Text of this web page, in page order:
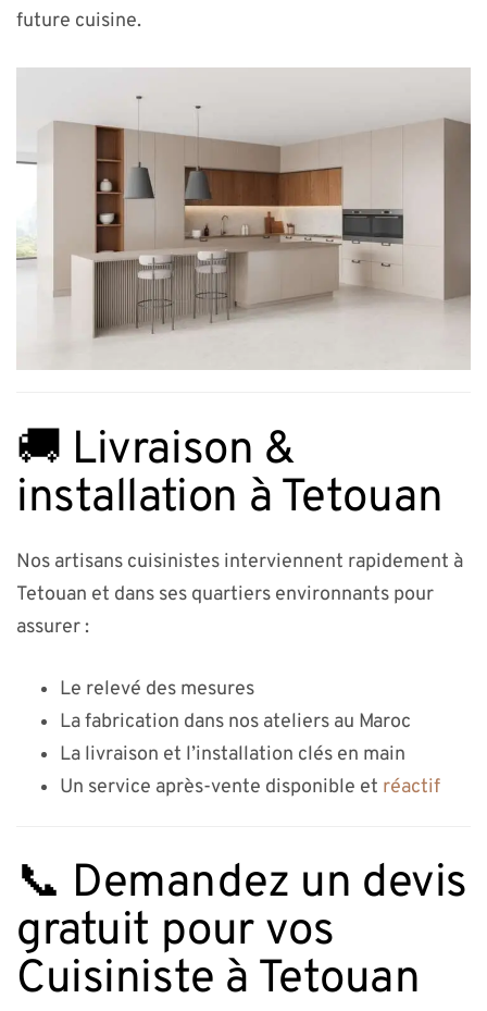
future cuisine.
🚚 Livraison &
installation à Tetouan
Nos artisans cuisinistes interviennent rapidement à
Tetouan et dans ses quartiers environnants pour
assurer :
Le relevé des mesures
La fabrication dans nos ateliers au Maroc
La livraison et l’installation clés en main
Un service après-vente disponible et réactif
📞 Demandez un devis
gratuit pour vos
Cuisiniste à Tetouan